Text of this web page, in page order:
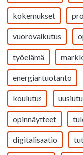
kokemukset
vuorovaikutus
työelämä
energiantuotanto
koulutus
opinnäytteet
digitalisaatio